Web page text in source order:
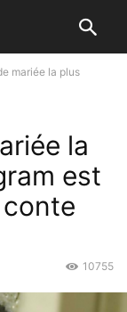
mariée la plus
la
est
10755